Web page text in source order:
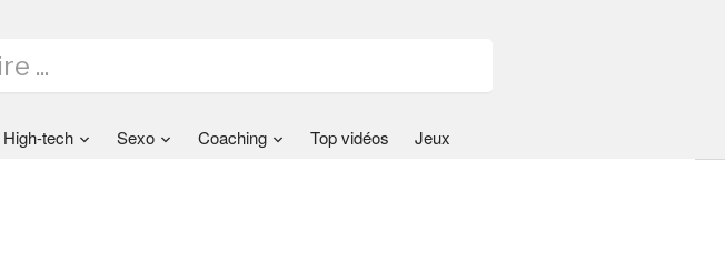
High-tech Sexo Coaching Top vidéos Jeux